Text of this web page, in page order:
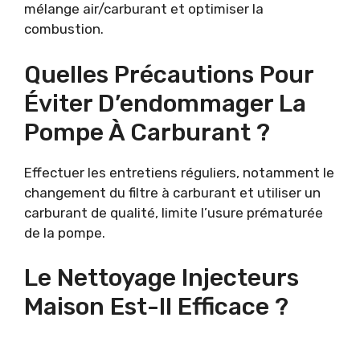
mélange air/carburant et optimiser la
combustion.
Quelles Précautions Pour
Éviter D’endommager La
Pompe À Carburant ?
Effectuer les entretiens réguliers, notamment le
changement du filtre à carburant et utiliser un
carburant de qualité, limite l’usure prématurée
de la pompe.
Le Nettoyage Injecteurs
Maison Est-Il Efficace ?